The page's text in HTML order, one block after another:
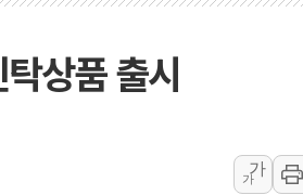
[인도증시] 중동 긴장 완화에 실
러, 1인칭시점 드론으로 우크라
'월가의 황제' 다이먼 "금융시장
양주 섬유염색공장서 화재 1명
상품 출시
가
가